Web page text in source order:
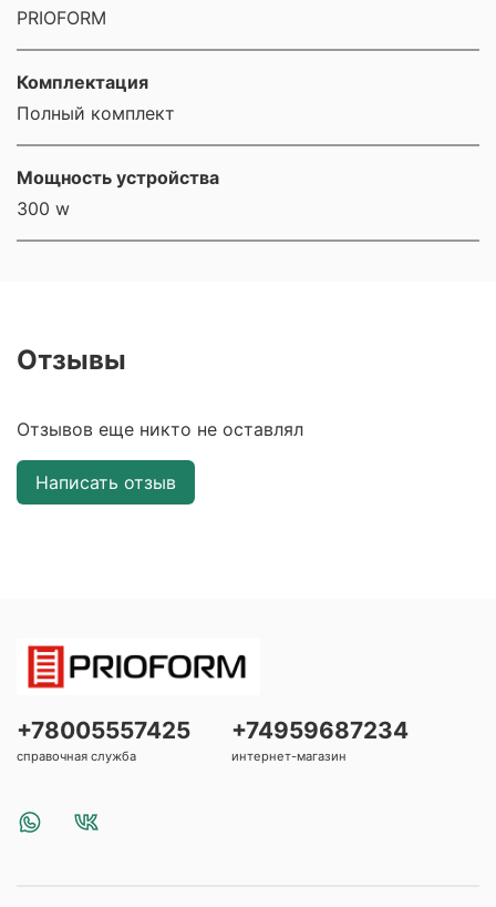
PRIOFORM
Комплектация
Полный комплект
Мощность устройства
300 w
Отзывы
Отзывов еще никто не оставлял
Написать отзыв
+78005557425
справочная служба
+74959687234
интернет-магазин